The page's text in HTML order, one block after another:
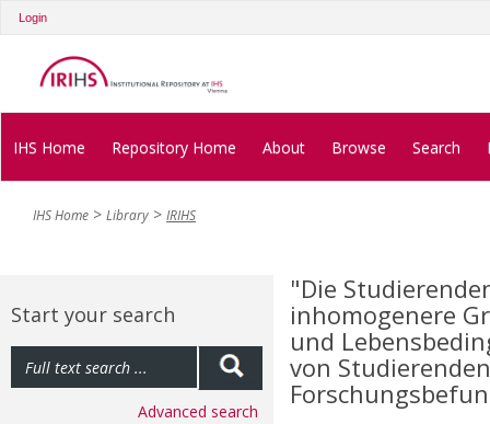
Login
IHS Home Repository Home About Browse Search
IHS Home Library IRIHS
Start your search
Advanced search
"Die
inhomogenere
und
von